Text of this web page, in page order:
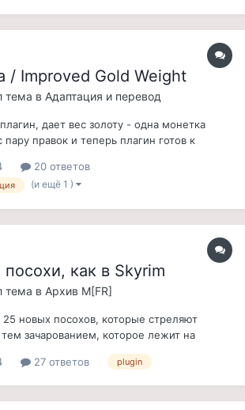
/ Improved Gold Weight
тема в Адаптация и перевод
дает вес золоту - одна монетка
пару правок и теперь плагин готов к
20 ответов
(и ещё 1 )
как в Skyrim
тема в Архив M[FR]
25 новых посохов, которые стреляют
зачарованием, которое лежит на
Посохи раскиданы по миру, некоторые
версии 1.0,...
27 ответов plugin